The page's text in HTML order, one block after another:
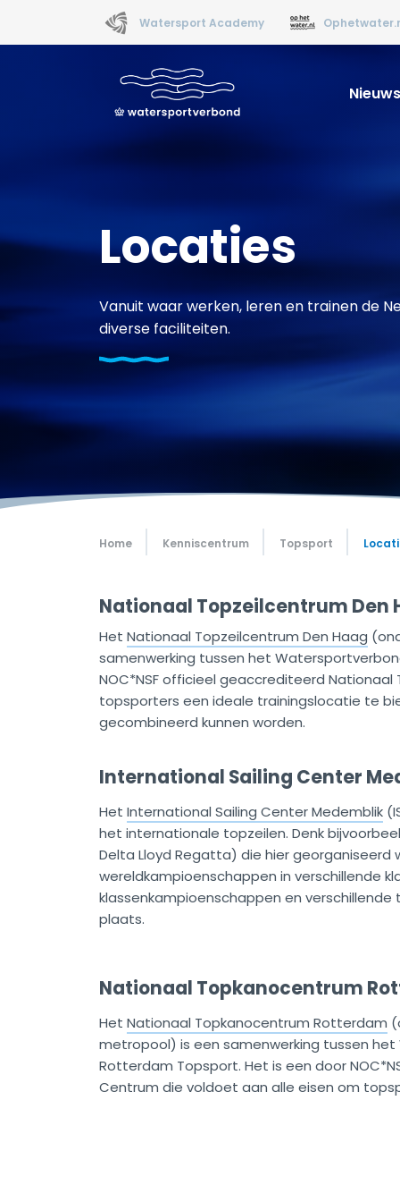
Watersport Academy
Nieuws
Locaties
Vanuit waar werken, leren en trainen de
diverse faciliteiten.
Home Kenniscentrum Topsport
Nationaal Topzeilcentrum Den
Het Nationaal Topzeilcentrum Den Haag
samenwerking tussen het
NOC*NSF officieel geaccrediteerd
topsporters een ideale trainingslocatie te
gecombineerd kunnen worden.
International Sailing Center
Het International Sailing Center Medemblik
het internationale topzeilen. Denk
Delta Lloyd Regatta) die hier georganiseerd
wereldkampioenschappen in verschillende
klassenkampioenschappen en verschillende
plaats.
Nationaal Topkanocentrum
Het Nationaal Topkanocentrum Rotterdam
metropool) is een samenwerking tussen
Rotterdam Topsport. Het is een door
Centrum die voldoet aan alle eisen om